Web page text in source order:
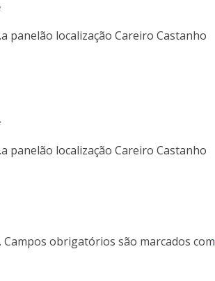
panelão localização Careiro Castanho
panelão localização Careiro Castanho
Campos obrigatórios são marcados com